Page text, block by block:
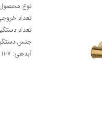
نوع
تعداد خروجی: 1
تعداد دستگیره:
جنس
آبدهی: 7-11 لیتر بر دقیقه